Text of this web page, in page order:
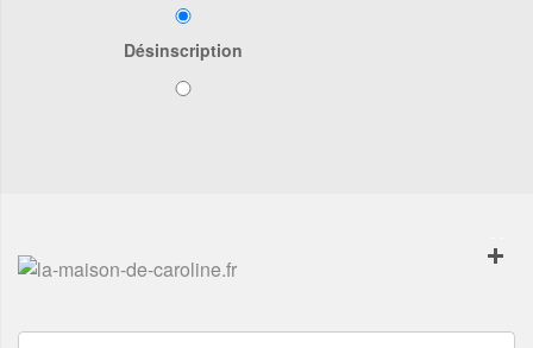
Désinscription